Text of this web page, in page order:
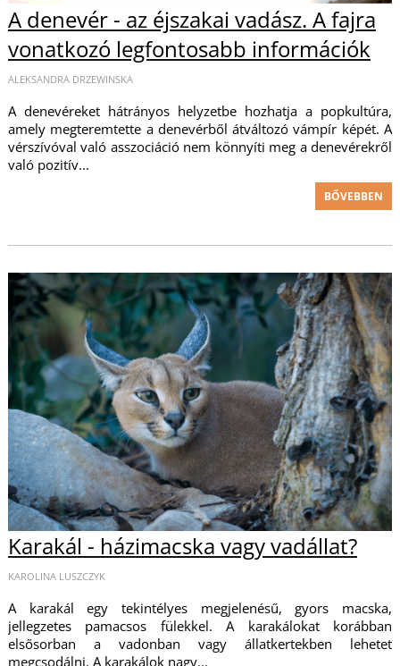
A denevér - az éjszakai vadász. A fajra
vonatkozó legfontosabb információk
ALEKSANDRA DRZEWINSKA
A denevéreket hátrányos helyzetbe hozhatja a popkultúra,
amely megteremtette a denevérből átváltozó vámpír képét. A
vérszívóval való asszociáció nem könnyíti meg a denevérekről
való pozitív...
BŐVEBBEN
Karakál - házimacska vagy vadállat?
KAROLINA LUSZCZYK
A karakál egy tekintélyes megjelenésű, gyors macska,
jellegzetes pamacsos fülekkel. A karakálokat korábban
elsősorban a vadonban vagy állatkertekben lehetet
megcsodálni. A karakálok nagy...